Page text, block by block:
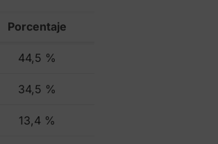
Porcentaje
44,5 %
34,5 %
13,4 %